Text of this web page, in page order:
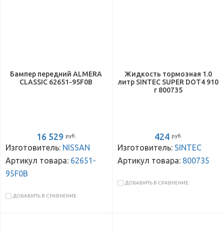
Бампер передний ALMERA
CLASSIC 62651-95F0B
16 529 руб.
Изготовитель: NISSAN
Артикул товара: 62651-
95F0B
ДОБАВИТЬ В СРАВНЕНИЕ
Жидкость тормозная 1.0
литр SINTEC SUPER DOT4 910
г 800735
424 руб.
Изготовитель: SINTEC
Артикул товара: 800735
ДОБАВИТЬ В СРАВНЕНИЕ